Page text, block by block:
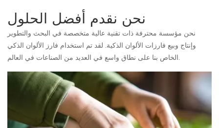
نحن نقدم أفضل الحلول
نحن مؤسسة محترفة ذات تقنية عالية متخصصة في البحث والتطوير
وإنتاج وبيع فارزات الألوان الذكية. لقد تم استخدام فارز الألوان الذكي
الخاص بنا على نطاق واسع في العديد من الصناعات في العالم.